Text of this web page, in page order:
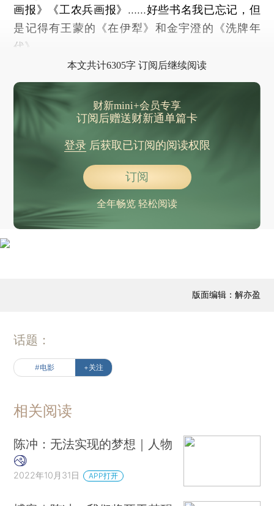
画报》《工农兵画报》……好些书名我已忘记，但
是记得有王蒙的《在伊犁》和金宇澄的《洗牌年
代》。
本文共计6305字 订阅后继续阅读
财新mini+会员专享
订阅后赠送财新通单篇卡
登录后获取已订阅的阅读权限
订阅
全年畅览 轻松阅读
版面编辑：解亦盈
话题：
#电影 +关注
相关阅读
陈冲：无法实现的梦想｜人物
2022年10月31日 APP打开